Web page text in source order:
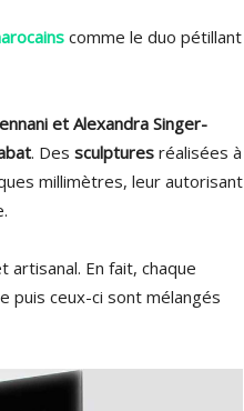
comme le duo pétillant
et Alexandra Singer-
. Des sculptures réalisées à
millimètres, leur autorisant
artisanal. En fait, chaque
puis ceux-ci sont mélangés